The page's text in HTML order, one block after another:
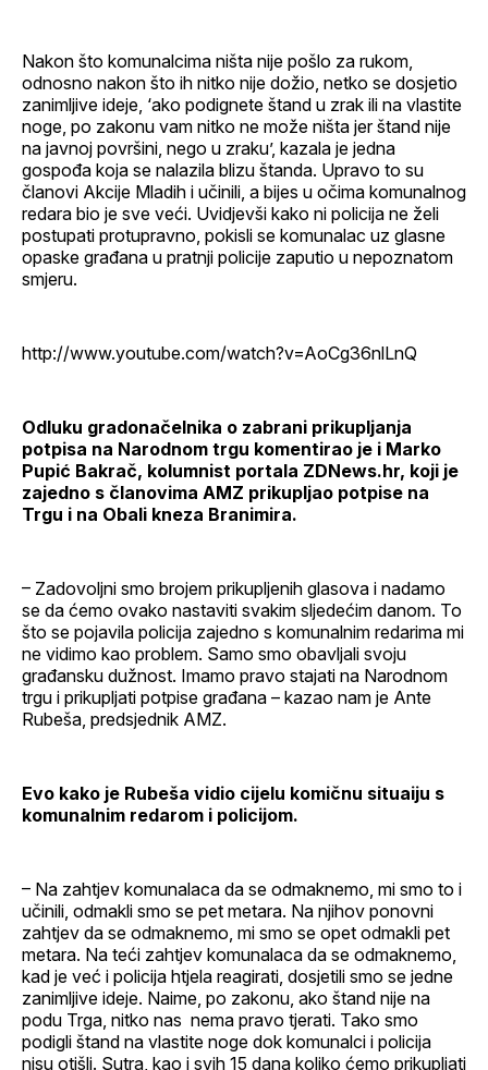
Nakon što komunalcima ništa nije pošlo za rukom,
odnosno nakon što ih nitko nije dožio, netko se dosjetio
zanimljive ideje, ‘ako podignete štand u zrak ili na vlastite
noge, po zakonu vam nitko ne može ništa jer štand nije
na javnoj površini, nego u zraku’, kazala je jedna
gospođa koja se nalazila blizu štanda. Upravo to su
članovi Akcije Mladih i učinili, a bijes u očima komunalnog
redara bio je sve veći. Uvidjevši kako ni policija ne želi
postupati protupravno, pokisli se komunalac uz glasne
opaske građana u pratnji policije zaputio u nepoznatom
smjeru.
http://www.youtube.com/watch?v=AoCg36nlLnQ
Odluku gradonačelnika o zabrani prikupljanja
potpisa na Narodnom trgu komentirao je i Marko
Pupić Bakrač, kolumnist portala ZDNews.hr, koji je
zajedno s članovima AMZ prikupljao potpise na
Trgu i na Obali kneza Branimira.
– Zadovoljni smo brojem prikupljenih glasova i nadamo
se da ćemo ovako nastaviti svakim sljedećim danom. To
što se pojavila policija zajedno s komunalnim redarima mi
ne vidimo kao problem. Samo smo obavljali svoju
građansku dužnost. Imamo pravo stajati na Narodnom
trgu i prikupljati potpise građana – kazao nam je Ante
Rubeša, predsjednik AMZ.
Evo kako je Rubeša vidio cijelu komičnu situaiju s
komunalnim redarom i policijom.
– Na zahtjev komunalaca da se odmaknemo, mi smo to i
učinili, odmakli smo se pet metara. Na njihov ponovni
zahtjev da se odmaknemo, mi smo se opet odmakli pet
metara. Na teći zahtjev komunalaca da se odmaknemo,
kad je već i policija htjela reagirati, dosjetili smo se jedne
zanimljive ideje. Naime, po zakonu, ako štand nije na
podu Trga, nitko nas nema pravo tjerati. Tako smo
podigli štand na vlastite noge dok komunalci i policija
nisu otišli. Sutra, kao i svih 15 dana koliko ćemo prikupljati